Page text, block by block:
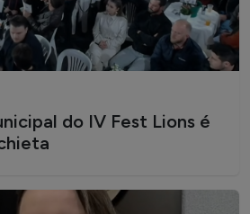
do IV Fest Lions é